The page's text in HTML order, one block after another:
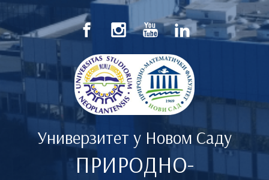
Скип то маин цонтент
Универзитет у Новом Саду
ПРИРОДНО-